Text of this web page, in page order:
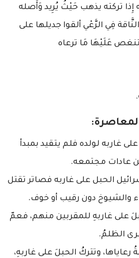
إِذا تركته يذهب حَيْثُ يُرِيد وَأَصله
فِي الرَّعْي ألقوا جديلها على
عَلَيْهَا مَا ترعاه
غاربه لولده فلم يتقيد بمبدأ
عادات مجتمعه.
الحبل على غاربه فصاتر تقتل
والشيوخ دون رقيب أو خوف.
على غاربهِ للمقربين منهم، فعمّ
الظلمُ.
رعاياها، وتتركُ الحبلَ على غاربهِ،